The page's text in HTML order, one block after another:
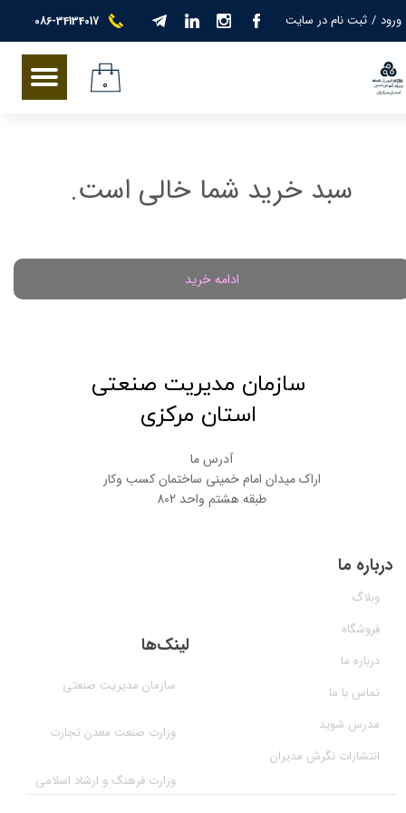
086-34134017 ورود / ثبت نام در سایت
حساب کاربری من
تغییر گذر واژه
۰
سبد خرید شما خالی است.
ادامه خرید
​سازمان مدیریت صنعتی
استان مرکزی
آدرس ما
اراک میدان امام خمینی ساختمان کسب وکار
طبقه هشتم واحد 802
وبلاگ
فروشگاه
درباره ما
تماس با ما
مدرس شوید
انتشارات نگرش مدیران
درباره ما
لینک‌ها
سازمان مدیریت صنعتی
وزارت صنعت معدن تجارت
وزارت فرهنگ و ارشاد اسلامی